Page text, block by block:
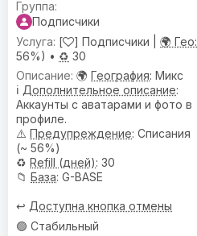
Подписчики
[
] Подписчики | 🌍 Гео:
56%) • ♻️ 30
🌍 География: Микс
ℹ️ Дополнительное описание:
Аккаунты с аватарами и фото в
профиле.
⚠️ Предупреждениe: Списания
(~ 56%)
♻️ Refill (дней): 30
📁 База: G-BASE
↩️ Доступна кнопка отмены
🟢 Стабильный